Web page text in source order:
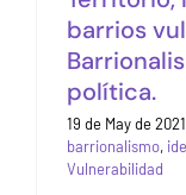
barrios
política.
19 de May de 2021
barrionalismo,
Vulnerabilidad